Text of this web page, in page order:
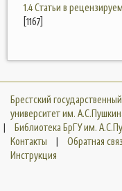
1.4 Статьи в
[1167]
Брестский государственный
университет им.
|
Библиотека БрГУ им.
Контакты
| Обратная
Инструкция